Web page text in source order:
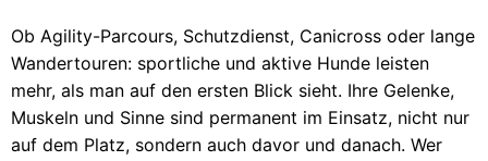
Ob Agility-Parcours, Schutzdienst, Canicross oder lange
Wandertouren: sportliche und aktive Hunde leisten
mehr, als man auf den ersten Blick sieht. Ihre Gelenke,
Muskeln und Sinne sind permanent im Einsatz, nicht nur
auf dem Platz, sondern auch davor und danach. Wer